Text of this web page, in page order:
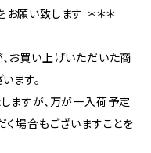
願い致します ＊＊＊
お買い上げいただいた商
ます。
ますが、万が一入荷予定
く場合もございますことを